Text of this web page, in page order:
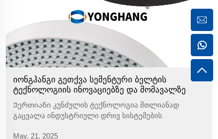
იონგჰანგი გეთქვა სემენტური ბელტის
ტექნოლოგიის ინოვაციებზე და მომავალზე
Უერთიანი კუნძულის ტექნოლოგია მთლიანად
გაცვალა ინდუსტრიული დრივ სისტემების
მთლიანად ამოხსნის ძველი დრივ კუნძულის ერთიანი
May. 21. 2025